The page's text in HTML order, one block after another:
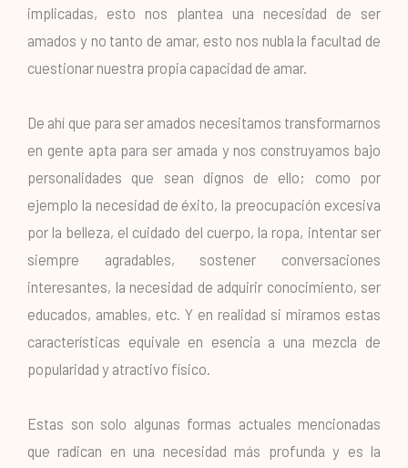
implicadas, esto nos plantea una necesidad de ser
amados y no tanto de amar, esto nos nubla la facultad de
cuestionar nuestra propia capacidad de amar.
De ahí que para ser amados necesitamos transformarnos
en gente apta para ser amada y nos construyamos bajo
personalidades que sean dignos de ello; como por
ejemplo la necesidad de éxito, la preocupación excesiva
por la belleza, el cuidado del cuerpo, la ropa, intentar ser
siempre agradables, sostener conversaciones
interesantes, la necesidad de adquirir conocimiento, ser
educados, amables, etc. Y en realidad si miramos estas
características equivale en esencia a una mezcla de
popularidad y atractivo físico.
Estas son solo algunas formas actuales mencionadas
que radican en una necesidad más profunda y es la